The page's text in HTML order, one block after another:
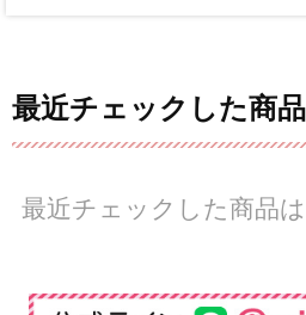
最近チェックした商品
最近チェックした商品